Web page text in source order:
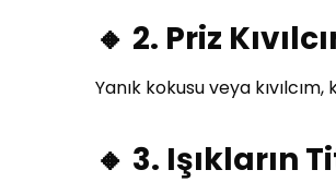
🔸 2. Priz
Yanık kokusu veya
🔸 3. Işıkların